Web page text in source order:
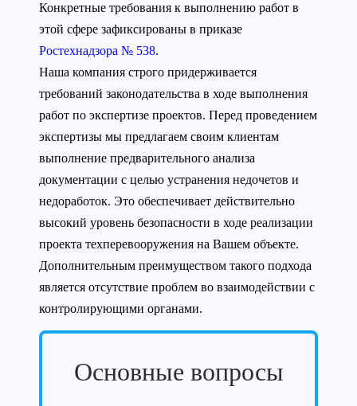
Конкретные требования к выполнению работ в
этой сфере зафиксированы в приказе
Ростехнадзора № 538.
Наша компания строго придерживается
требований законодательства в ходе выполнения
работ по экспертизе проектов. Перед проведением
экспертизы мы предлагаем своим клиентам
выполнение предварительного анализа
документации с целью устранения недочетов и
недоработок. Это обеспечивает действительно
высокий уровень безопасности в ходе реализации
проекта техперевооружения на Вашем объекте.
Дополнительным преимуществом такого подхода
является отсутствие проблем во взаимодействии с
контролирующими органами.
Основные вопросы